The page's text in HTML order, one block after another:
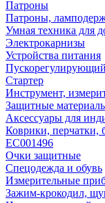
Патроны
Патроны,
Умная техника для
Электрокарнизы
Устройства питания
Стартер
Инструмент,
Защитные
Аксессуары для
Коврики, перчатки,
EC001496
Очки защитные
Спецодежда и обувь
Измерительные
Зажим-крокодил,